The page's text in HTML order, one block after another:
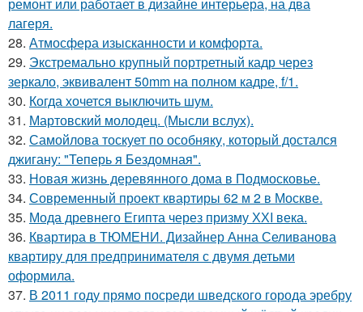
ремонт или работает в дизайне интерьера, на два
лагеря.
28. Атмосфера изысканности и комфорта.
29. Экстремально крупный портретный кадр через
зеркало, эквивалент 50mm на полном кадре, f/1.
30. Когда хочется выключить шум.
31. Мартовский молодец. (Мысли вслух).
32. Самойлова тоскует по особняку, который достался
джигану: "Теперь я Бездомная".
33. Новая жизнь деревянного дома в Подмосковье.
34. Современный проект квартиры 62 м 2 в Москве.
35. Мода древнего Египта через призму ХХI века.
36. Квартира в ТЮМЕНИ. Дизайнер Анна Селиванова
квартиру для предпринимателя с двумя детьми
оформила.
37. В 2011 году прямо посреди шведского города эребру